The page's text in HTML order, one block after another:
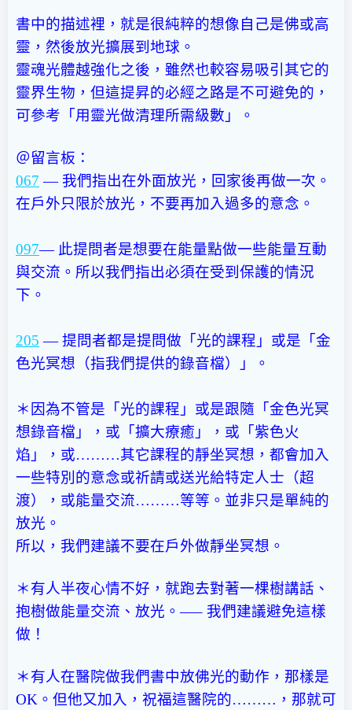
書中的描述裡，就是很純粹的想像自己是佛或高
靈，然後放光擴展到地球。
靈魂光體越強化之後，雖然也較容易吸引其它的
靈界生物，但這提昇的必經之路是不可避免的，
可參考「用靈光做清理所需級數」。
＠留言板：
067 — 我們指出在外面放光，回家後再做一次。
在戶外只限於放光，不要再加入過多的意念。
097— 此提問者是想要在能量點做一些能量互動
與交流。所以我們指出必須在受到保護的情況
下。
205 — 提問者都是提問做「光的課程」或是「金
色光冥想（指我們提供的錄音檔）」。
＊因為不管是「光的課程」或是跟隨「金色光冥
想錄音檔」，或「擴大療癒」，或「紫色火
焰」，或………其它課程的靜坐冥想，都會加入
一些特別的意念或祈請或送光給特定人士（超
渡），或能量交流………等等。並非只是單純的
放光。
所以，我們建議不要在戶外做靜坐冥想。
＊有人半夜心情不好，就跑去對著一棵樹講話、
抱樹做能量交流、放光。—– 我們建議避免這樣
做！
＊有人在醫院做我們書中放佛光的動作，那樣是
OK。但他又加入，祝福這醫院的………，那就可